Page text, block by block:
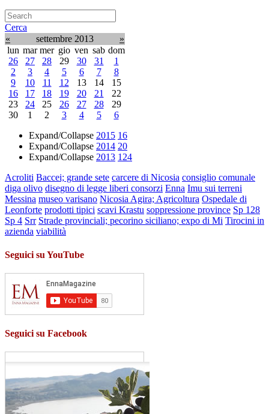
Cerca
«
settembre 2013
»
lun mar mer gio ven sab dom
26
27 28 29 30 31
1
2
3 4 5 6 7
8
9
10 11 12 13 14
15
16
17 18 19 20 21
22
23
24 25 26 27 28
29
30
1 2 3 4 5
6
Expand/Collapse 2015 16
Expand/Collapse 2014 20
Expand/Collapse 2013 124
Acroliti Baccei; grande sete carcere di Nicosia consiglio comunale
diga olivo disegno di legge liberi consorzi Enna Imu sui terreni
Messina museo varisano Nicosia Agira; Agricoltura Ospedale di
Leonforte prodotti tipici scavi Krastu soppressione province Sp 128
Sp 4 Srr Strade provinciali; pecorino siciliano; expo di Mi Tirocini in
azienda viabilità
Seguici su YouTube
Seguici su Facebook